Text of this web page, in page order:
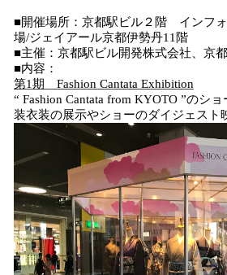
■開催場所：京都駅ビル２階 インフ
場/ジェイアール京都伊勢丹11階
■主催：京都駅ビル開発株式会社、京
■内容：
第1期 Fashion Cantata Exhibition
“ Fashion Cantata from KYOTO ”のシ
装衣装の展示やショーのダイジェスト